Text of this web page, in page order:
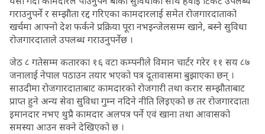
गराउनुपर्ने र सम्झौता रद्द गरिएका कामदारलाई समेत रोजगारदाताको
खर्चमा आफ्नो देश फर्कने प्रक्रिया पूरा नभइन्जेलसम्म खाने, बस्ने सुविधा
रोजगारदाताले उपलब्ध गराउनुपर्नेछ ।
जेठ ८ गतेसम्म कतारका १६ वटा कम्पनीले विमान चार्टर गरेर ११ सय ८७
जनालाई नेपाल पठाउन तयार भएको पत्र दूतावासमा बुझाएका छन् ।
साउदीमा रोजगारदाताबाट कामदारको रोजगारी तथा करार सम्झौताबाट
प्राप्त हुने अन्य सेवा सुविधा गुम्न नदिने नीति लिइएको छ तर रोजगारदाता
इमानदार नभए थुप्रै कामदार अलपत्र पर्ने एवं खाना तथा आवासको
समस्या आउन सक्ने देखिएको छ ।